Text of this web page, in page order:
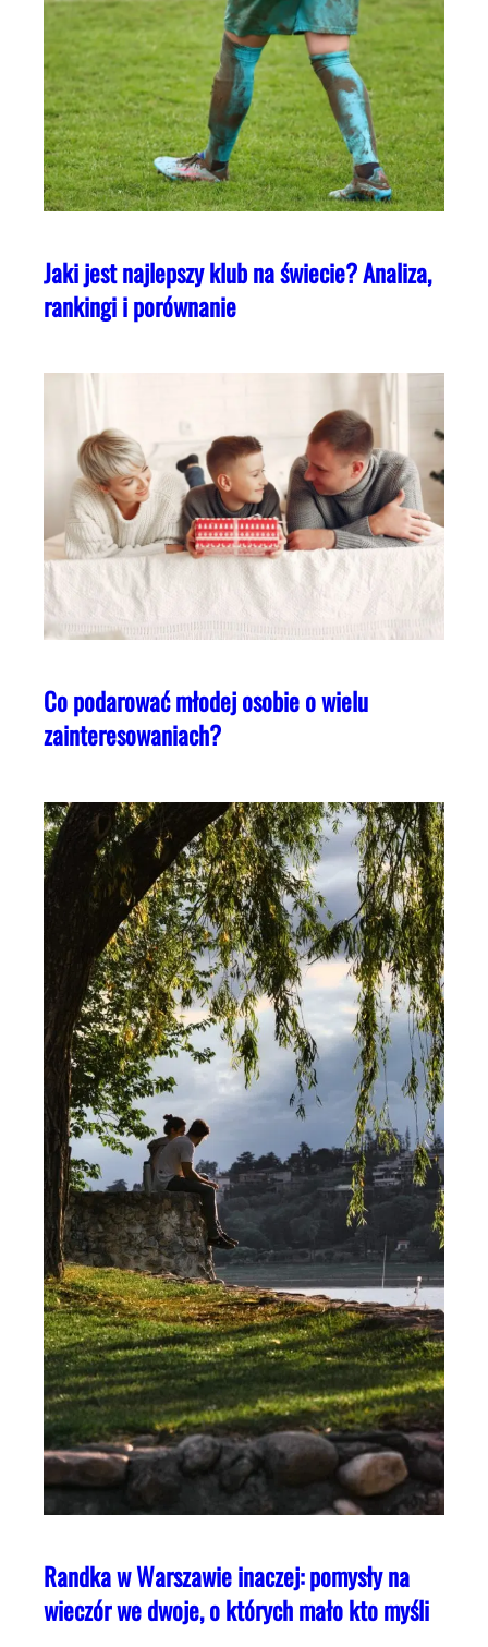
Jaki jest najlepszy klub na świecie? Analiza,
rankingi i porównanie
Co podarować młodej osobie o wielu
zainteresowaniach?
Randka w Warszawie inaczej: pomysły na
wieczór we dwoje, o których mało kto myśli